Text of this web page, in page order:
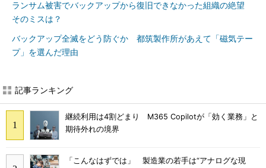
ランサム被害でバックアップから復旧できなかった組織の絶望
そのミスは？
バックアップ全滅をどう防ぐか 都筑製作所があえて「磁気テー
プ」を選んだ理由
記事ランキング
継続利用は4割どまり M365 Copilotが「効く業務」と
期待外れの境界
「こんなはずでは」 製造業の若手は“アナログな現